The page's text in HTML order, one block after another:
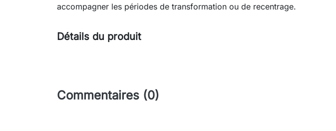
accompagner les périodes de transformation ou de recentrage.
Détails du produit
Commentaires (0)